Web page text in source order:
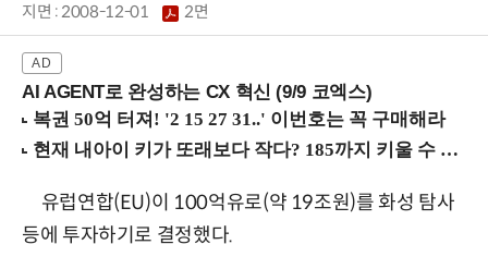
지면 :2008-12-01 2면
AI AGENT로 완성하는 CX 혁신 (9/9 코엑스)
유럽연합(EU)이 100억유로(약 19조원)를 화성 탐사
등에 투자하기로 결정했다.